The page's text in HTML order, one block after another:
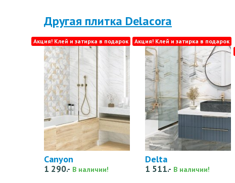
Другая плитка Delacora
Canyon
1 290.- В наличии!
Акция! Клей и затирка в подарок
Delta
1 511.- В наличии!
Акция! Клей и затирка в подарок